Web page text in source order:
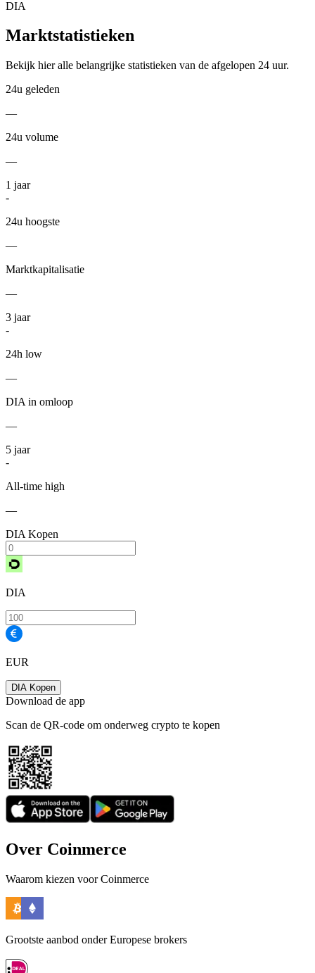
DIA
Marktstatistieken
Bekijk hier alle belangrijke statistieken van de afgelopen 24 uur.
24u geleden
—
24u volume
—
1 jaar
-
24u hoogste
—
Marktkapitalisatie
—
3 jaar
-
24h low
—
DIA in omloop
—
5 jaar
-
All-time high
—
DIA Kopen
DIA
EUR
DIA Kopen
Download de app
Scan de QR-code om onderweg crypto te kopen
Over Coinmerce
Waarom kiezen voor Coinmerce
Grootste aanbod onder Europese brokers